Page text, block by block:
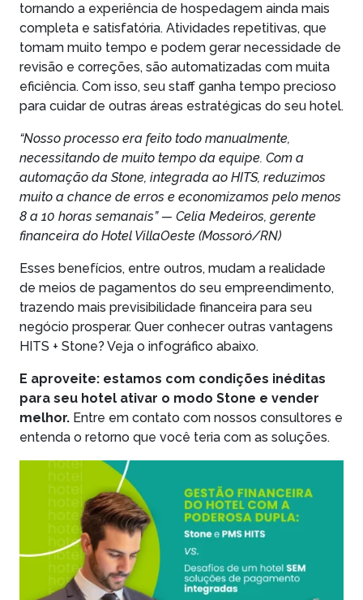
tornando a experiência de hospedagem ainda mais
completa e satisfatória. Atividades repetitivas, que
tomam muito tempo e podem gerar necessidade de
revisão e correções, são automatizadas com muita
eficiência. Com isso, seu staff ganha tempo precioso
para cuidar de outras áreas estratégicas do seu hotel.
“Nosso processo era feito todo manualmente,
necessitando de muito tempo da equipe. Com a
automação da Stone, integrada ao HITS, reduzimos
muito a chance de erros e economizamos pelo menos
8 a 10 horas semanais” — Celia Medeiros, gerente
financeira do Hotel VillaOeste (Mossoró/RN)
Esses benefícios, entre outros, mudam a realidade
de meios de pagamentos do seu empreendimento,
trazendo mais previsibilidade financeira para seu
negócio prosperar. Quer conhecer outras vantagens
HITS + Stone? Veja o infográfico abaixo.
E aproveite: estamos com condições inéditas
para seu hotel ativar o modo Stone e vender
melhor. Entre em contato com nossos consultores e
entenda o retorno que você teria com as soluções.